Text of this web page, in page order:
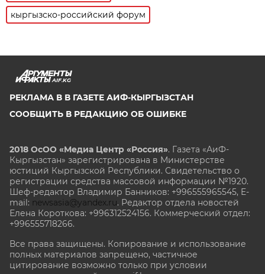
кыргызско-российский форум
AIF.KG
РЕКЛАМА В В ГАЗЕТЕ АИФ-КЫРГЫЗСТАН
СООБЩИТЬ В РЕДАКЦИЮ ОБ ОШИБКЕ
2018 ОсОО «Медиа Центр «Россия». Газета «АиФ-
Кыргызстан» зарегистрирована в Министерстве
юстиций Кыргызской Республики. Свидетельство о
регистрации средства массовой информации №1920.
Шеф-редактор Владимир Банников: +996555965545, E-
mail: newsasia@yandex.ru. Редактор отдела новостей
Елена Короткова: +996312524156. Коммерческий отдел:
+996555718266.
Все права защищены. Копирование и использование
полных материалов запрещено, частичное
цитирование возможно только при условии